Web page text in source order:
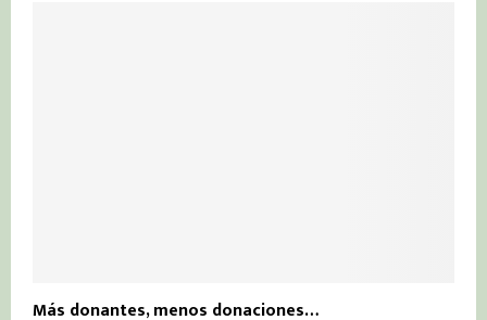
Más donantes, menos donaciones…